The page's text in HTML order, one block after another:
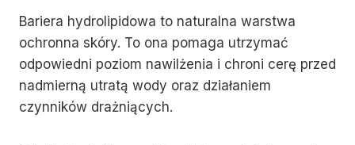
Bariera hydrolipidowa to naturalna warstwa
ochronna skóry. To ona pomaga utrzymać
odpowiedni poziom nawilżenia i chroni cerę przed
nadmierną utratą wody oraz działaniem
czynników drażniących.